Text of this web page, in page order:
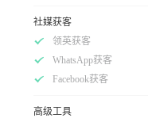
社媒获客
领英获客
WhatsApp获客
Facebook获客
高级工具